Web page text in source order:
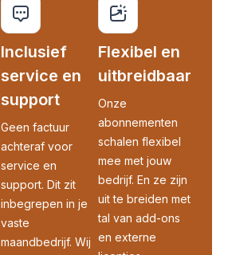
Inclusief
service en
support
Geen factuur
achteraf voor
service en
support. Dit zit
inbegrepen in je
vaste
maandbedrijf. Wij
Flexibel en
uitbreidbaar
Onze
abonnementen
schalen flexibel
mee met jouw
bedrijf. En ze zijn
uit te breiden met
tal van add-ons
en externe